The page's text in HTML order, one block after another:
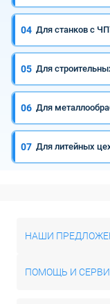
04 Для станков с
05 Для
06 Для
07 Для литейных
НАШИ
ПОМОЩЬ И